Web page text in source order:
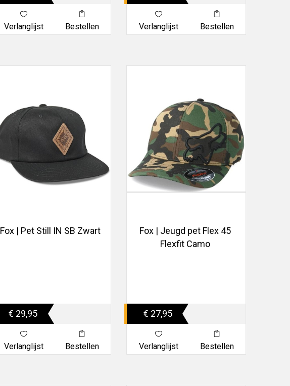
Verlanglijst Bestellen Verlanglijst Bestellen
Fox | Pet Still IN SB Zwart
€ 29,95
Verlanglijst Bestellen
Fox | Jeugd pet Flex 45
Flexfit Camo
€ 27,95
Verlanglijst Bestellen